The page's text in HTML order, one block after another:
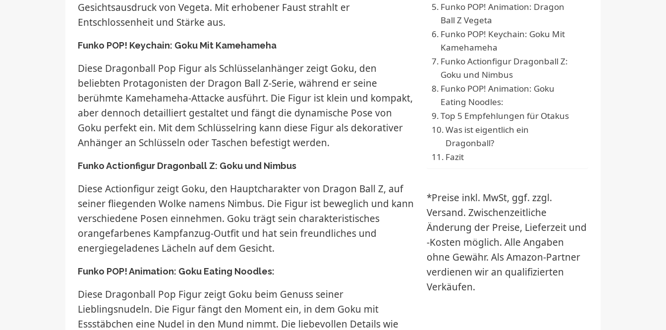
Gesichtsausdruck von Vegeta. Mit erhobener Faust strahlt er
Entschlossenheit und Stärke aus.
Funko POP! Keychain: Goku Mit Kamehameha
Diese Dragonball Pop Figur als Schlüsselanhänger zeigt Goku, den
beliebten Protagonisten der Dragon Ball Z-Serie, während er seine
berühmte Kamehameha-Attacke ausführt. Die Figur ist klein und kompakt,
aber dennoch detailliert gestaltet und fängt die dynamische Pose von
Goku perfekt ein. Mit dem Schlüsselring kann diese Figur als dekorativer
Anhänger an Schlüsseln oder Taschen befestigt werden.
Funko Actionfigur Dragonball Z: Goku und Nimbus
Diese Actionfigur zeigt Goku, den Hauptcharakter von Dragon Ball Z, auf
seiner fliegenden Wolke namens Nimbus. Die Figur ist beweglich und kann
verschiedene Posen einnehmen. Goku trägt sein charakteristisches
orangefarbenes Kampfanzug-Outfit und hat sein freundliches und
energiegeladenes Lächeln auf dem Gesicht.
Funko POP! Animation: Goku Eating Noodles:
Diese Dragonball Pop Figur zeigt Goku beim Genuss seiner
Lieblingsnudeln. Die Figur fängt den Moment ein, in dem Goku mit
Essstäbchen eine Nudel in den Mund nimmt. Die liebevollen Details wie
Funko POP! Animation: Dragon
Ball Z Vegeta
Funko POP! Keychain: Goku Mit
Kamehameha
Funko Actionfigur Dragonball Z:
Goku und Nimbus
Funko POP! Animation: Goku
Eating Noodles:
Top 5 Empfehlungen für Otakus
Was ist eigentlich ein
Dragonball?
Fazit
*Preise inkl. MwSt, ggf. zzgl.
Versand. Zwischenzeitliche
Änderung der Preise, Lieferzeit und
-Kosten möglich. Alle Angaben
ohne Gewähr. Als Amazon-Partner
verdienen wir an qualifizierten
Verkäufen.